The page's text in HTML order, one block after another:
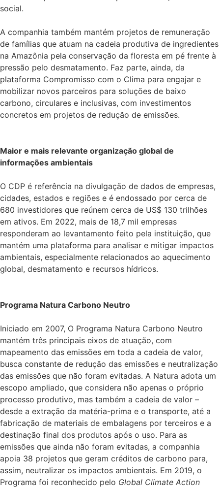
social.
A companhia também mantém projetos de remuneração
de famílias que atuam na cadeia produtiva de ingredientes
na Amazônia pela conservação da floresta em pé frente à
pressão pelo desmatamento. Faz parte, ainda, da
plataforma Compromisso com o Clima para engajar e
mobilizar novos parceiros para soluções de baixo
carbono, circulares e inclusivas, com investimentos
concretos em projetos de redução de emissões.
Maior e mais relevante organização global de
informações ambientais
O CDP é referência na divulgação de dados de empresas,
cidades, estados e regiões e é endossado por cerca de
680 investidores que reúnem cerca de US$ 130 trilhões
em ativos. Em 2022, mais de 18,7 mil empresas
responderam ao levantamento feito pela instituição, que
mantém uma plataforma para analisar e mitigar impactos
ambientais, especialmente relacionados ao aquecimento
global, desmatamento e recursos hídricos.
Programa Natura Carbono Neutro
Iniciado em 2007, O Programa Natura Carbono Neutro
mantém três principais eixos de atuação, com
mapeamento das emissões em toda a cadeia de valor,
busca constante de redução das emissões e neutralização
das emissões que não foram evitadas. A Natura adota um
escopo ampliado, que considera não apenas o próprio
processo produtivo, mas também a cadeia de valor –
desde a extração da matéria-prima e o transporte, até a
fabricação de materiais de embalagens por terceiros e a
destinação final dos produtos após o uso. Para as
emissões que ainda não foram evitadas, a companhia
apoia 38 projetos que geram créditos de carbono para,
assim, neutralizar os impactos ambientais. Em 2019, o
Programa foi reconhecido pelo Global Climate Action